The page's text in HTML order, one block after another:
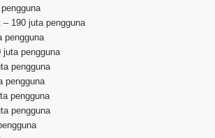
190 juta pengguna
pengguna
pengguna
pengguna
pengguna
pengguna
pengguna